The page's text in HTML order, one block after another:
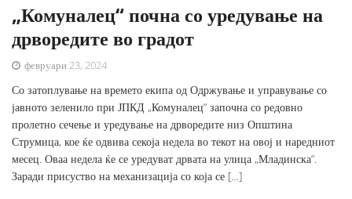
„Комуналец“ почна со уредување на
дрворедите во градот
февруари 23, 2024
Со затоплување на времето екипа од Одржување и управување со
јавното зеленило при ЈПКД „Комуналец“ започна со редовно
пролетно сечење и уредување на дрворедите низ Општина
Струмица, кое ќе одвива секоја недела во текот на овој и наредниот
месец. Оваа недела ќе се уредуват дрвата на улица „Младинска“.
Заради присуство на механизација со која се […]